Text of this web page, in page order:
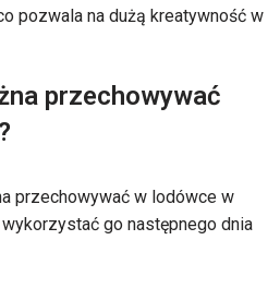
pozwala na dużą kreatywność w
przechowywać
przechowywać w lodówce w
go następnego dnia